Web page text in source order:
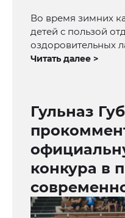
Во время зимних
детей с пользой
оздоровительных
Читать далее >
Гульназ
конкура в